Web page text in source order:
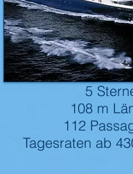
5
108 m
112
Tagesraten ab